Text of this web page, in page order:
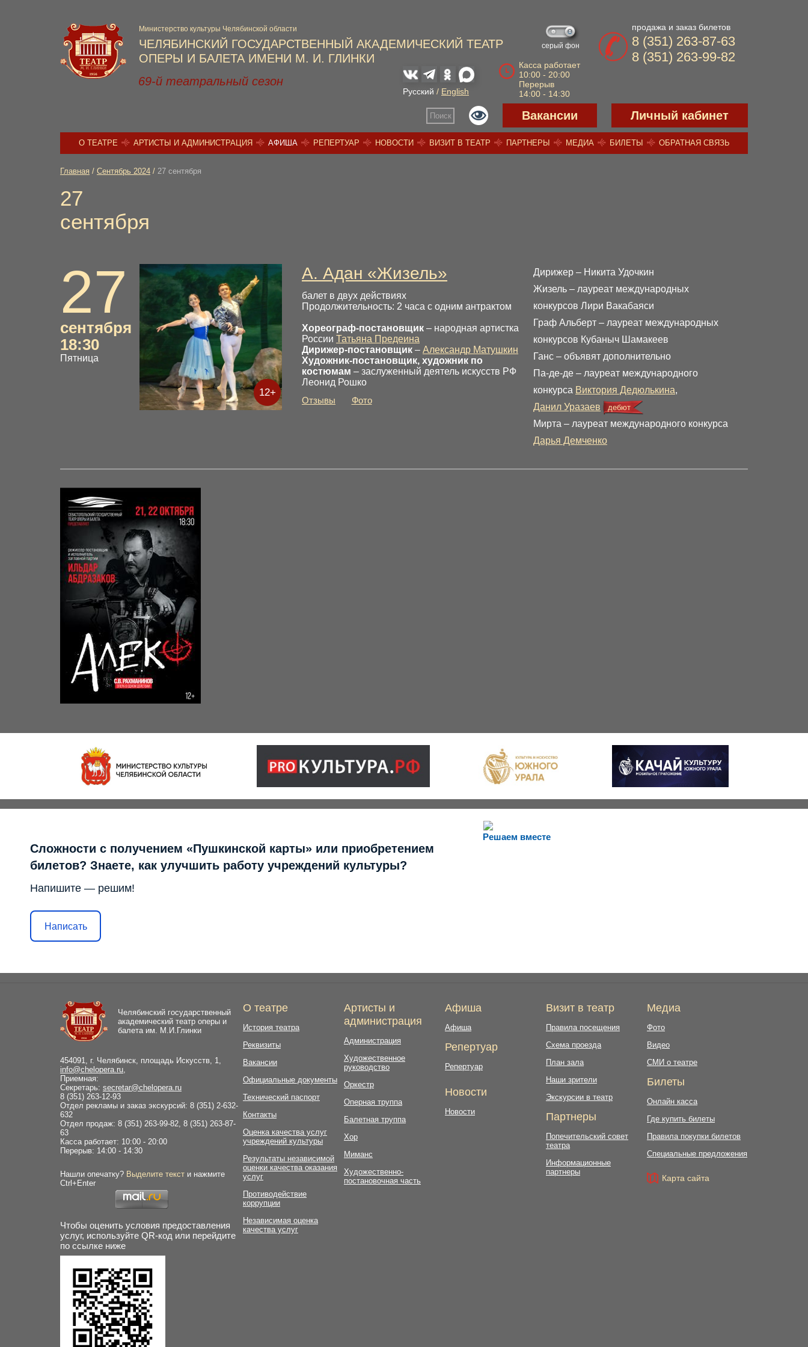
ЧЕЛЯБИНСКИЙ ГОСУДАРСТВЕННЫЙ АКАДЕМИЧЕСКИЙ ТЕАТР
ОПЕРЫ И БАЛЕТА ИМЕНИ М. И. ГЛИНКИ
Министерство культуры Челябинской области
серый фон
Касса работает
10:00 - 20:00
Перерыв
14:00 - 14:30
Русский / English
продажа и заказ билетов
8 (351) 263-87-63
8 (351) 263-99-82
69-й театральный сезон
Поиск Вакансии Личный кабинет
О ТЕАТРЕ АРТИСТЫ И АДМИНИСТРАЦИЯ АФИША РЕПЕРТУАР НОВОСТИ ВИЗИТ В ТЕАТР ПАРТНЕРЫ МЕДИА БИЛЕТЫ ОБРАТНАЯ СВЯЗЬ
Главная / Сентябрь 2024 / 27 сентября
27
сентября
27
сентября
18:30
Пятница
12+
А. Адан «Жизель»
балет в двух действиях
Продолжительность: 2 часа с одним антрактом
Хореограф-постановщик – народная артистка
России Татьяна Предеина
Дирижер-постановщик – Александр Матушкин
Художник-постановщик, художник по
костюмам – заслуженный деятель искусств РФ
Леонид Рошко
Отзывы
Фото
Дирижер – Никита Удочкин
Жизель – лауреат международных
конкурсов Лири Вакабаяси
Граф Альберт – лауреат международных
конкурсов Кубаныч Шамакеев
Ганс – объявят дополнительно
Па-де-де – лауреат международного
конкурса Виктория Дедюлькина,
Данил Уразаев
дебют
Мирта – лауреат международного конкурса
Дарья Демченко
Решаем вместе
Сложности с получением «Пушкинской карты» или приобретением
билетов? Знаете, как улучшить работу учреждений культуры?
Напишите — решим!
Написать
Челябинский государственный
академический театр оперы и
балета им. М.И.Глинки
454091, г. Челябинск, площадь Искусств, 1,
info@chelopera.ru,
Приемная:
Секретарь: secretar@chelopera.ru
8 (351) 263-12-93
Отдел рекламы и заказ экскурсий: 8 (351) 2-632-
632
Отдел продаж: 8 (351) 263-99-82, 8 (351) 263-87-
63
Касса работает: 10:00 - 20:00
Перерыв: 14:00 - 14:30
Нашли опечатку? Выделите текст и нажмите
Ctrl+Enter
Чтобы оценить условия предоставления
услуг, используйте QR-код или перейдите
по ссылке ниже
О театре
История театра
Реквизиты
Вакансии
Официальные документы
Технический паспорт
Контакты
Оценка качества услуг
учреждений культуры
Результаты независимой
оценки качества оказания
услуг
Противодействие
коррупции
Независимая оценка
качества услуг
Артисты и
администрация
Администрация
Художественное
руководство
Оркестр
Оперная труппа
Балетная труппа
Хор
Миманс
Художественно-
постановочная часть
Афиша
Афиша
Репертуар
Репертуар
Новости
Новости
Визит в театр
Правила посещения
Схема проезда
План зала
Наши зрители
Экскурсии в театр
Партнеры
Попечительский совет
театра
Информационные
партнеры
Медиа
Фото
Видео
СМИ о театре
Билеты
Онлайн касса
Где купить билеты
Правила покупки билетов
Специальные предложения
Карта сайта